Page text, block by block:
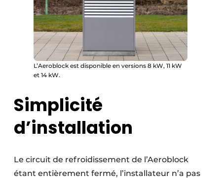
L’Aeroblock est disponible en versions 8 kW, 11 kW
et 14 kW.
Simplicité
d’installation
Le circuit de refroidissement de l’Aeroblock
étant entièrement fermé, l’installateur n’a pas